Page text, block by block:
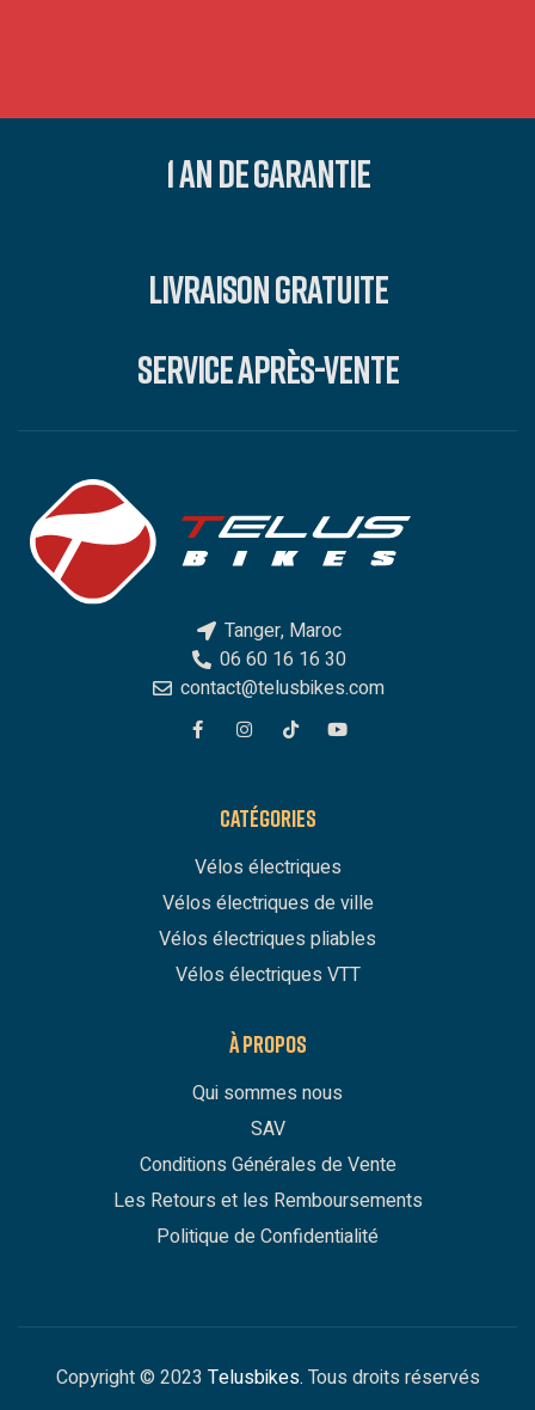
1 AN DE GARANTIE
LIVRAISON GRATUITE
SERVICE APRÈS-VENTE
Tanger, Maroc
06 60 16 16 30
contact@telusbikes.com
CATÉGORIES
Vélos électriques
Vélos électriques de ville
Vélos électriques pliables
Vélos électriques VTT
À PROPOS
Qui sommes nous
SAV
Conditions Générales de Vente
Les Retours et les Remboursements
Politique de Confidentialité
Copyright © 2023 Telusbikes. Tous droits réservés